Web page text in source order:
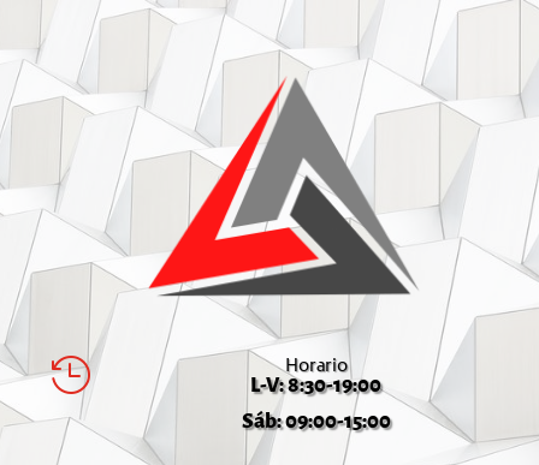
 Horario
L-V: 8:30-19:00
Sáb: 09:00-15:00